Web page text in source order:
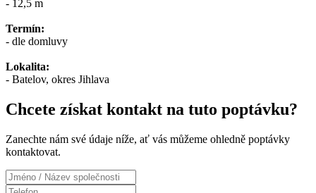
- 12,5 m
Termín:
- dle domluvy
Lokalita:
- Batelov, okres Jihlava
Chcete získat kontakt na tuto poptávku?
Zanechte nám své údaje níže, ať vás můžeme ohledně poptávky
kontaktovat.